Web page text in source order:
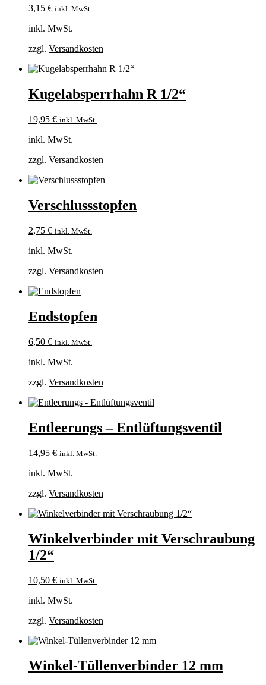
3,15 € inkl. MwSt.
inkl. MwSt.
zzgl. Versandkosten
Kugelabsperrhahn R 1/2“
19,95 € inkl. MwSt.
inkl. MwSt.
zzgl. Versandkosten
Verschlussstopfen
2,75 € inkl. MwSt.
inkl. MwSt.
zzgl. Versandkosten
Endstopfen
6,50 € inkl. MwSt.
inkl. MwSt.
zzgl. Versandkosten
Entleerungs – Entlüftungsventil
14,95 € inkl. MwSt.
inkl. MwSt.
zzgl. Versandkosten
Winkelverbinder mit Verschraubung
1/2“
10,50 € inkl. MwSt.
inkl. MwSt.
zzgl. Versandkosten
Winkel-Tüllenverbinder 12 mm